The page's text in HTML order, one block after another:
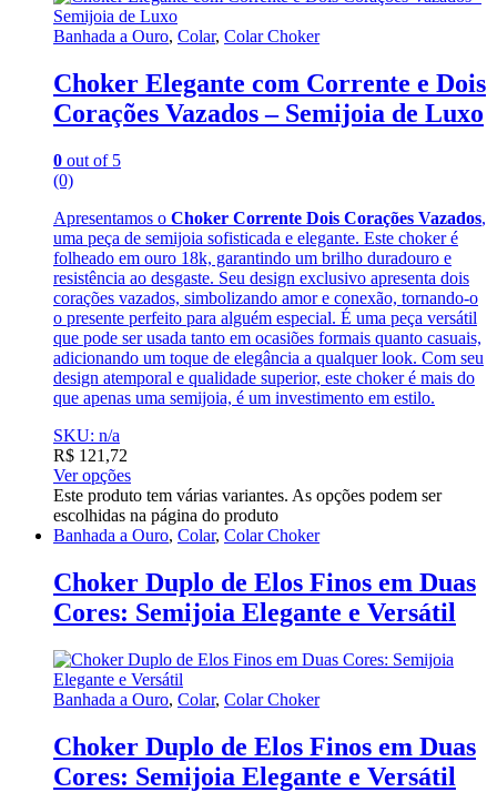
Banhada a Ouro, Colar, Colar Choker
Choker Elegante com Corrente e Dois
Corações Vazados – Semijoia de Luxo
0 out of 5
(0)
Apresentamos o Choker Corrente Dois Corações Vazados,
uma peça de semijoia sofisticada e elegante. Este choker é
folheado em ouro 18k, garantindo um brilho duradouro e
resistência ao desgaste. Seu design exclusivo apresenta dois
corações vazados, simbolizando amor e conexão, tornando-o
o presente perfeito para alguém especial. É uma peça versátil
que pode ser usada tanto em ocasiões formais quanto casuais,
adicionando um toque de elegância a qualquer look. Com seu
design atemporal e qualidade superior, este choker é mais do
que apenas uma semijoia, é um investimento em estilo.
SKU: n/a
R$ 121,72
Ver opções
Este produto tem várias variantes. As opções podem ser
escolhidas na página do produto
Banhada a Ouro, Colar, Colar Choker
Choker Duplo de Elos Finos em Duas
Cores: Semijoia Elegante e Versátil
Banhada a Ouro, Colar, Colar Choker
Choker Duplo de Elos Finos em Duas
Cores: Semijoia Elegante e Versátil